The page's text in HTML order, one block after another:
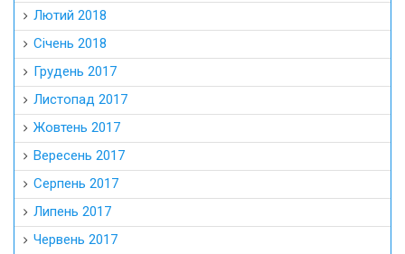
Лютий 2018
Січень 2018
Грудень 2017
Листопад 2017
Жовтень 2017
Вересень 2017
Серпень 2017
Липень 2017
Червень 2017